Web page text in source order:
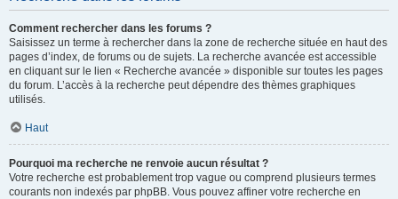
Comment rechercher dans les forums ?
Saisissez un terme à rechercher dans la zone de recherche située en haut des
pages d’index, de forums ou de sujets. La recherche avancée est accessible
en cliquant sur le lien « Recherche avancée » disponible sur toutes les pages
du forum. L’accès à la recherche peut dépendre des thèmes graphiques
utilisés.
Haut
Pourquoi ma recherche ne renvoie aucun résultat ?
Votre recherche est probablement trop vague ou comprend plusieurs termes
courants non indexés par phpBB. Vous pouvez affiner votre recherche en